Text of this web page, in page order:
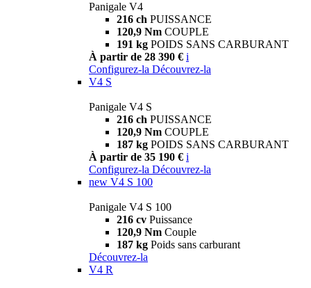
Panigale V4
216 ch PUISSANCE
120,9 Nm COUPLE
191 kg POIDS SANS CARBURANT
À partir de 28 390 € i
Configurez-la Découvrez-la
V4 S
Panigale V4 S
216 ch PUISSANCE
120,9 Nm COUPLE
187 kg POIDS SANS CARBURANT
À partir de 35 190 € i
Configurez-la Découvrez-la
new V4 S 100
Panigale V4 S 100
216 cv Puissance
120,9 Nm Couple
187 kg Poids sans carburant
Découvrez-la
V4 R